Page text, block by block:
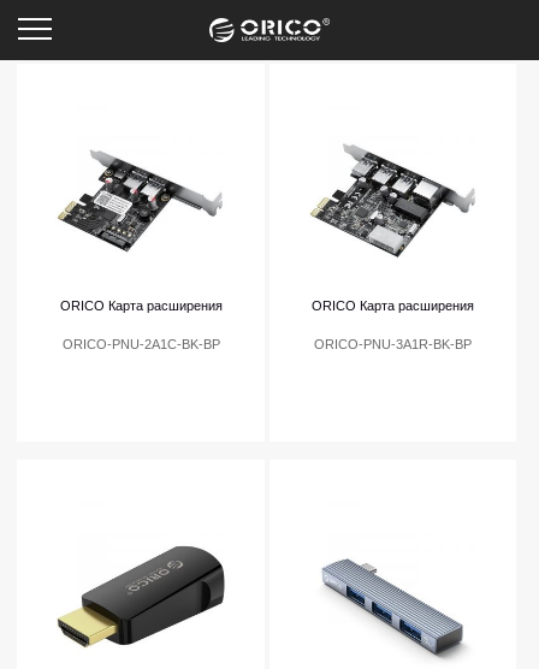
Передача данных
ORICO Карта расширения
ORICO-PNU-2A1C-BK-BP
ORICO Карта расширения
ORICO-PNU-3A1R-BK-BP